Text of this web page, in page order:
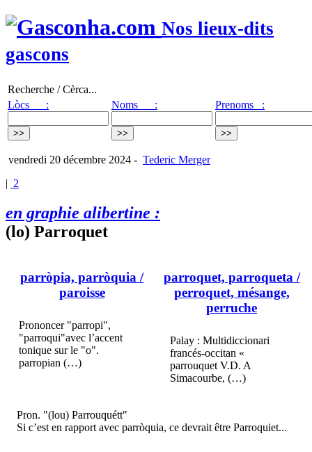
Nos lieux-dits
gascons
Recherche / Cèrca...
Lòcs :
Noms : Prenoms :
vendredi 20 décembre 2024 - Tederic Merger
| 2
en graphie alibertine :
(lo) Parroquet
parròpia, parròquia /
paroisse
Prononcer "parropi",
"parroqui"avec l’accent
tonique sur le "o".
parropian (…)
parroquet, parroqueta/
perroquet, mésange,
perruche
Palay : Multidiccionari
francés-occitan «
parrouquet V.D. A
Simacourbe, (…)
Pron. "(lou) Parrouquétt"
Si c’est en rapport avec parròquia, ce devrait être Parroquiet...